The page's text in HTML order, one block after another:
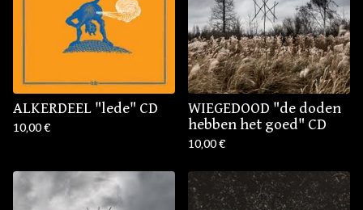
ALKERDEEL "lede" CD
10,00€
WIEGEDOOD "de doden
hebben het goed" CD
10,00€